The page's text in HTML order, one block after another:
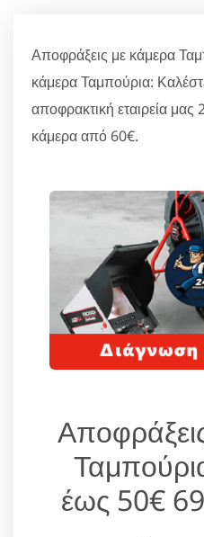
Αποφράξεις με κάμερα
κάμερα Ταμπούρια:
αποφρακτική εταιρεία μας
κάμερα από 60€.
έως 50€